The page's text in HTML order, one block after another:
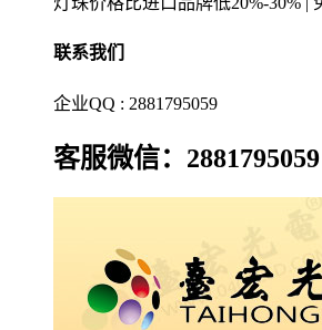
联系我们
企业QQ : 2881795059
客服微信：